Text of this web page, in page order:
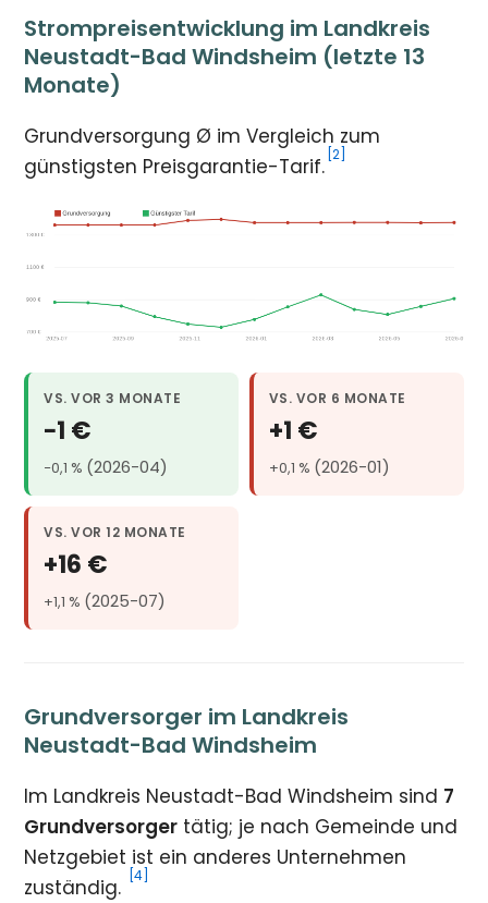
Strompreisentwicklung im Landkreis
Neustadt-Bad Windsheim (letzte 13
Monate)
Grundversorgung Ø im Vergleich zum
günstigsten Preisgarantie-Tarif. [2]
VS. VOR 3 MONATE
−1 €
−0,1 % (2026-04)
VS. VOR 6 MONATE
+1 €
+0,1 % (2026-01)
VS. VOR 12 MONATE
+16 €
+1,1 % (2025-07)
Grundversorger im Landkreis
Neustadt-Bad Windsheim
Im Landkreis Neustadt-Bad Windsheim sind 7
Grundversorger tätig; je nach Gemeinde und
Netzgebiet ist ein anderes Unternehmen
zuständig.
[4]